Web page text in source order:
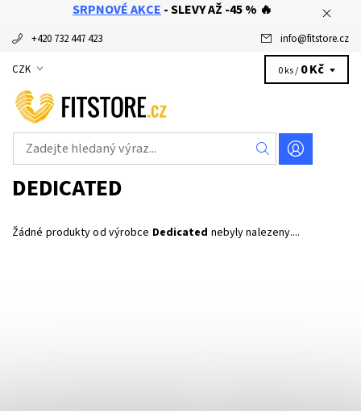
SRPNOVÉ AKCE - SLEVY AŽ -45 % 🔥
+420 732 447 423 info@fitstore.cz
CZK 0 ks / 0 Kč
DEDICATED
Žádné produkty od výrobce Dedicated nebyly nalezeny....